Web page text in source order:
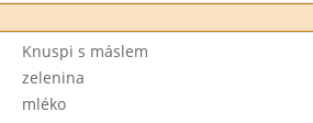
Knuspi s máslem
zelenina
mléko